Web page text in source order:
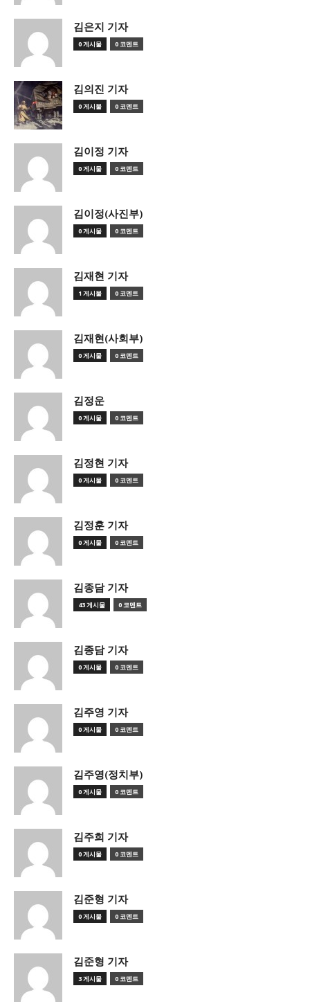
김은지 기자
0 게시물 0 코멘트
김의진 기자
0 게시물 0 코멘트
김이정 기자
0 게시물 0 코멘트
김이정(사진부)
0 게시물 0 코멘트
김재현 기자
1 게시물 0 코멘트
김재현(사회부)
0 게시물 0 코멘트
김정운
0 게시물 0 코멘트
김정현 기자
0 게시물 0 코멘트
김정훈 기자
0 게시물 0 코멘트
김종담 기자
43 게시물 0 코멘트
김종담 기자
0 게시물 0 코멘트
김주영 기자
0 게시물 0 코멘트
김주영(정치부)
0 게시물 0 코멘트
김주희 기자
0 게시물 0 코멘트
김준형 기자
0 게시물 0 코멘트
김준형 기자
3 게시물 0 코멘트